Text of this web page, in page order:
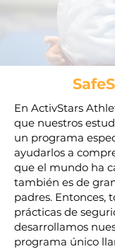
En ActivStars
que nuestros
un programa
ayudarlos a
que el mundo ha
también es de
padres. Entonces,
prácticas de
desarrollamos
programa único